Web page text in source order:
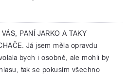
PANÍ JARKO A TAKY
Já jsem měla opravdu
bych i osobně, ale mohli by
tak se pokusím všechno